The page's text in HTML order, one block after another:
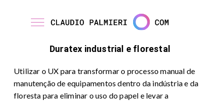
Duratex industrial e florestal
Utilizar o UX para transformar o processo manual de
manutenção de equipamentos dentro da indústria e da
floresta para eliminar o uso do papel e levar a